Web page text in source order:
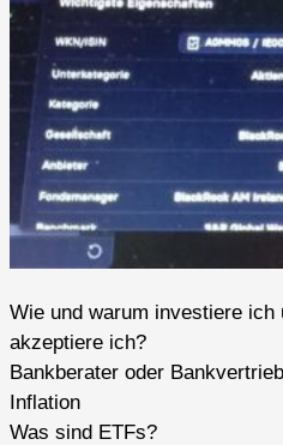
Wie und warum investiere ich
akzeptiere ich?
Bankberater oder Bankvertrieb
Inflation
Was sind ETFs?